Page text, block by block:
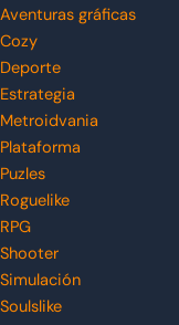
Aventuras gráficas
Cozy
Deporte
Estrategia
Metroidvania
Plataforma
Puzles
Roguelike
RPG
Shooter
Simulación
Soulslike